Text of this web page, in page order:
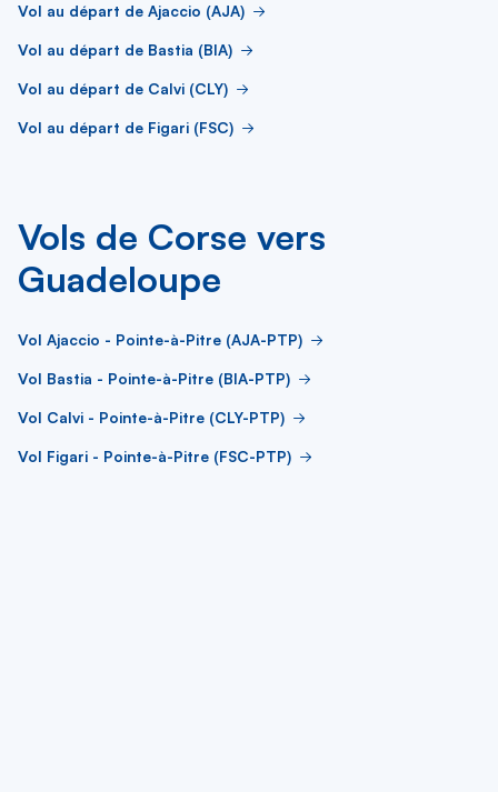
Vol au départ de Ajaccio (AJA)
Vol au départ de Bastia (BIA)
Vol au départ de Calvi (CLY)
Vol au départ de Figari (FSC)
Vols de Corse vers
Guadeloupe
Vol Ajaccio - Pointe-à-Pitre (AJA-PTP)
Vol Bastia - Pointe-à-Pitre (BIA-PTP)
Vol Calvi - Pointe-à-Pitre (CLY-PTP)
Vol Figari - Pointe-à-Pitre (FSC-PTP)